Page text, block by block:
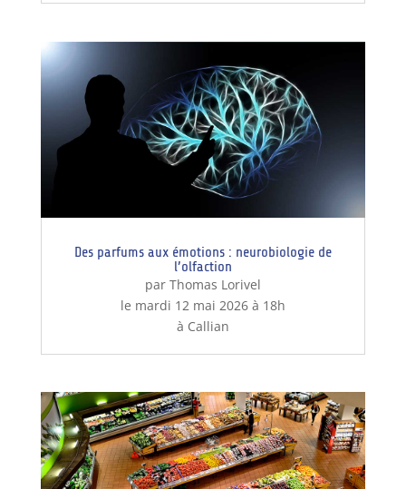
Des parfums aux émotions : neurobiologie de
l’olfaction
par Thomas Lorivel
le mardi 12 mai 2026 à 18h
à Callian